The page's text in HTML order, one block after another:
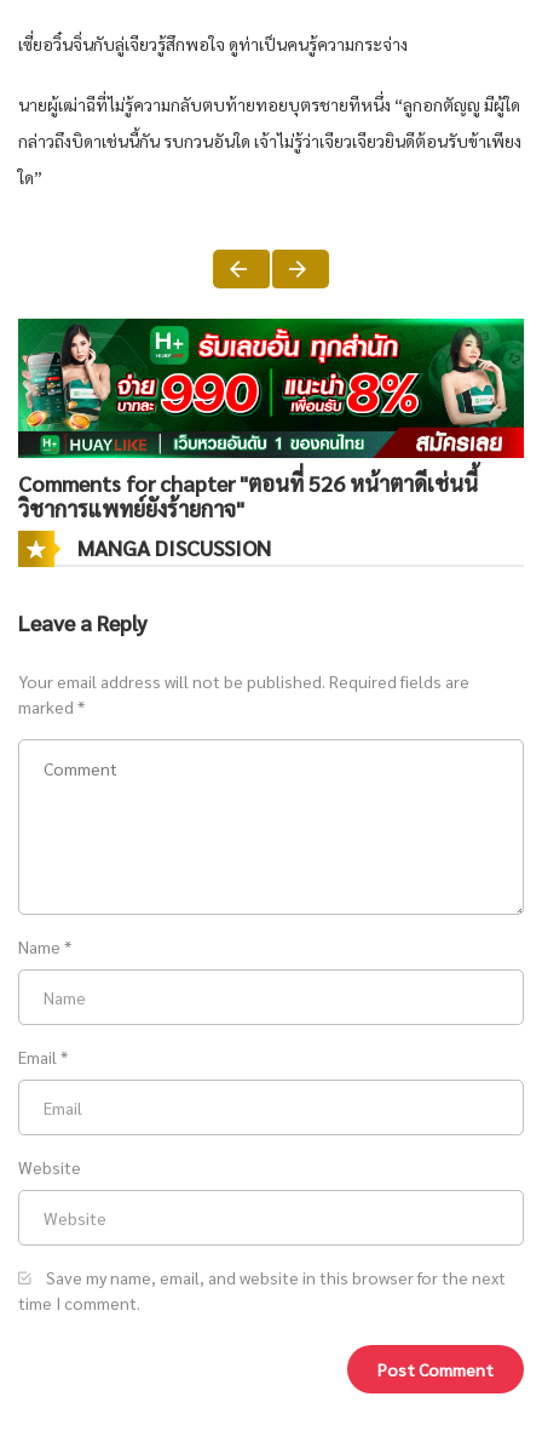
เซี่ยอวิ๋นจิ่นกับลู่เจียวรู้สึกพอใจ ดูท่าเป็นคนรู้ความกระจ่าง
นายผู้เฒ่าฉีที่ไม่รู้ความกลับตบท้ายทอยบุตรชายทีหนึ่ง “ลูกอกตัญญู มีผู้ใด
กล่าวถึงบิดาเช่นนี้กัน รบกวนอันใด เจ้าไม่รู้ว่าเจียวเจียวยินดีต้อนรับข้าเพียง
ใด”
Comments for chapter "ตอนที่ 526 หน้าตาดีเช่นนี้
วิชาการแพทย์ยังร้ายกาจ"
MANGA DISCUSSION
Leave a Reply
Your email address will not be published. Required fields are
marked *
Name *
Email *
Website
Save my name, email, and website in this browser for the next
time I comment.